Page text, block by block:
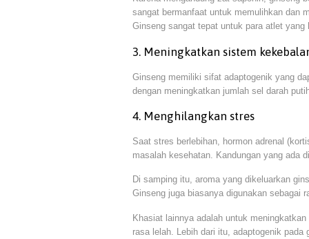
sangat bermanfaat untuk memulihkan dan
Ginseng sangat tepat untuk para atlet
3. Meningkatkan sistem
Ginseng memiliki sifat adaptogenik yang
dengan meningkatkan jumlah sel darah
4. Menghilangkan stres
Saat stres berlebihan, hormon adrenal
masalah kesehatan. Kandungan yang ada
Di samping itu, aroma yang dikeluarkan
Ginseng juga biasanya digunakan sebagai
Khasiat lainnya adalah untuk
rasa lelah. Lebih dari itu, adaptogenik